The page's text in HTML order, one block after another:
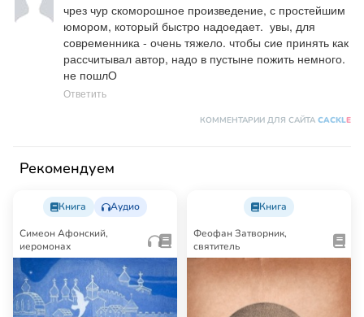
чрез чур скоморошное произведение, с простейшим
юмором, который быстро надоедает.  увы, для
современника - очень тяжело. чтобы сие принять как
рассчитывал автор, надо в пустыне пожить немного.
не пошлО
Ответить
КОММЕНТАРИИ ДЛЯ САЙТА CACKLE
Рекомендуем
Книга Аудио
Симеон Афонский,
иеромонах
Книга
Феофан Затворник,
святитель